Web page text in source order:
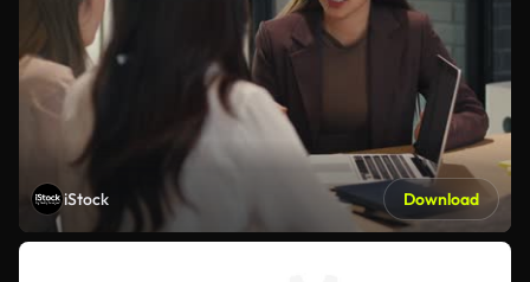
iStock Download